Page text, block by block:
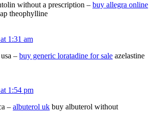
without a prescription – buy allegra online
theophylline
1:31 am
– buy generic loratadine for sale azelastine
1:54 pm
– albuterol uk buy albuterol without